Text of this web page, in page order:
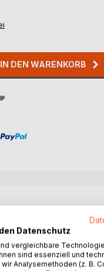
IN DEN WARENKORB
im Hundetraining,
es, weil sie für den
dass Du das
Datenschutz
vergleichbare
sind essenziell und
Analysemethoden (z. B.